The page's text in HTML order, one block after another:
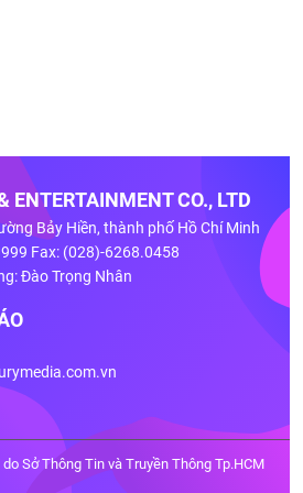
ENTERTAINMENT CO., LTD
Bảy Hiền, thành phố Hồ Chí Minh
Fax: (028)-6268.0458
Đào Trọng Nhân
Sở Thông Tin và Truyền Thông Tp.HCM